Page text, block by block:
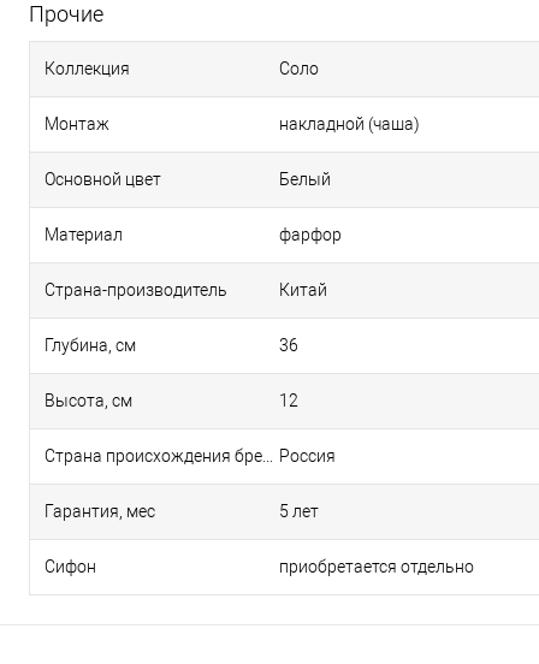
Прочие
Коллекция Соло
Монтаж накладной (чаша)
Основной цвет Белый
Материал фарфор
Страна-производитель Китай
Глубина, см 36
Высота, см 12
Россия
Гарантия, мес 5 лет
Сифон приобретается отдельно